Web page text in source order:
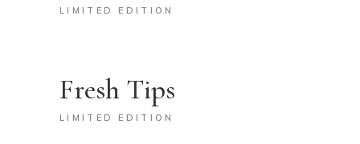
LIMITED EDITION
Fresh Tips
LIMITED EDITION